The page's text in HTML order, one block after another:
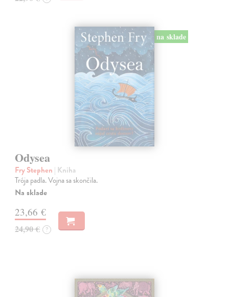
na sklade
Odysea
Fry Stephen | Kniha
Trója padla. Vojna sa skončila.
Na sklade
23,66 €
24,90 € ?